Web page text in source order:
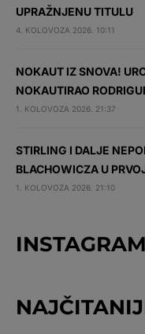
UPRAŽNJENU TITULU
4. KOLOVOZA 2026. 10:11
NOKAUT IZ SNOVA!
NOKAUTIRAO
1. KOLOVOZA 2026. 21:37
STIRLING I DALJE
BLACHOWICZA U
1. KOLOVOZA 2026. 21:10
INSTAGRAM